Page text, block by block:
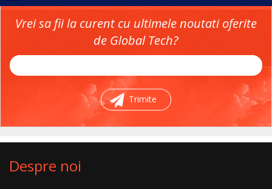
Vrei sa fii la curent cu ultimele noutati oferite
de Global Tech?
Trimite
Despre noi